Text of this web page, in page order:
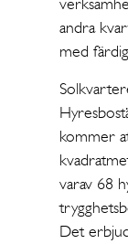
andra
med
kommer
varav 68
Det